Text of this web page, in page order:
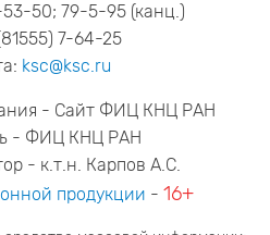
53-50; 79-5-95 (канц.)
7-64-25
ksc@ksc.ru
- Сайт ФИЦ КНЦ РАН
- ФИЦ КНЦ РАН
- к.т.н. Карпов А.С.
продукции - 16+